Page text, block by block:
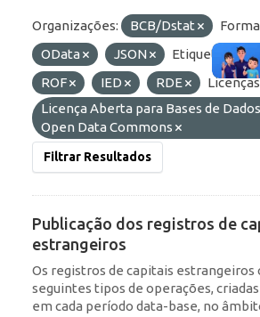
Organizações: BCB/Dstat
OData
JSON Etiquetas:
ROF
IED RDE
Licença Aberta para Bases de
Open Data Commons
Filtrar Resultados
Publicação dos registros de
estrangeiros
Os registros de capitais
seguintes tipos de operações,
em cada período data-base, no